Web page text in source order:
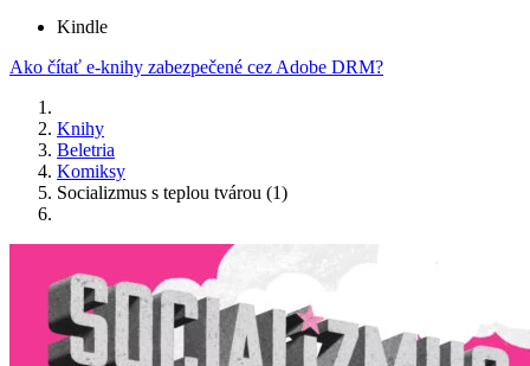
Kindle
Ako čítať e-knihy zabezpečené cez Adobe DRM?
Knihy
Beletria
Komiksy
Socializmus s teplou tvárou (1)